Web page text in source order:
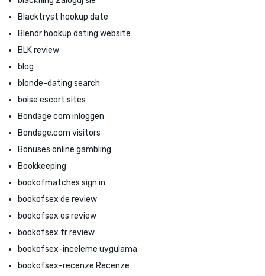
Blacktryst hookup date
Blendr hookup dating website
BLK review
blog
blonde-dating search
boise escort sites
Bondage com inloggen
Bondage.com visitors
Bonuses online gambling
Bookkeeping
bookofmatches sign in
bookofsex de review
bookofsex es review
bookofsex fr review
bookofsex-inceleme uygulama
bookofsex-recenze Recenze